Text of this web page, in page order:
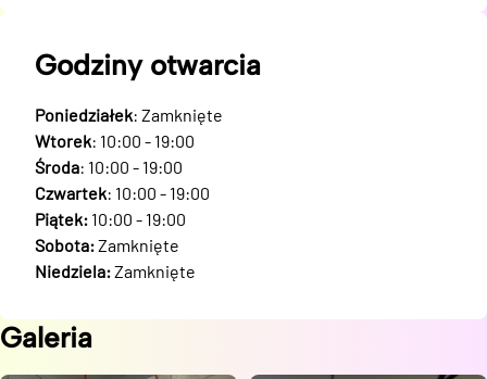
Godziny otwarcia
Poniedziałek: Zamknięte
Wtorek: 10:00 - 19:00
Środa: 10:00 - 19:00
Czwartek: 10:00 - 19:00
Piątek: 10:00 - 19:00
Sobota:Zamknięte
Niedziela:Zamknięte
Galeria